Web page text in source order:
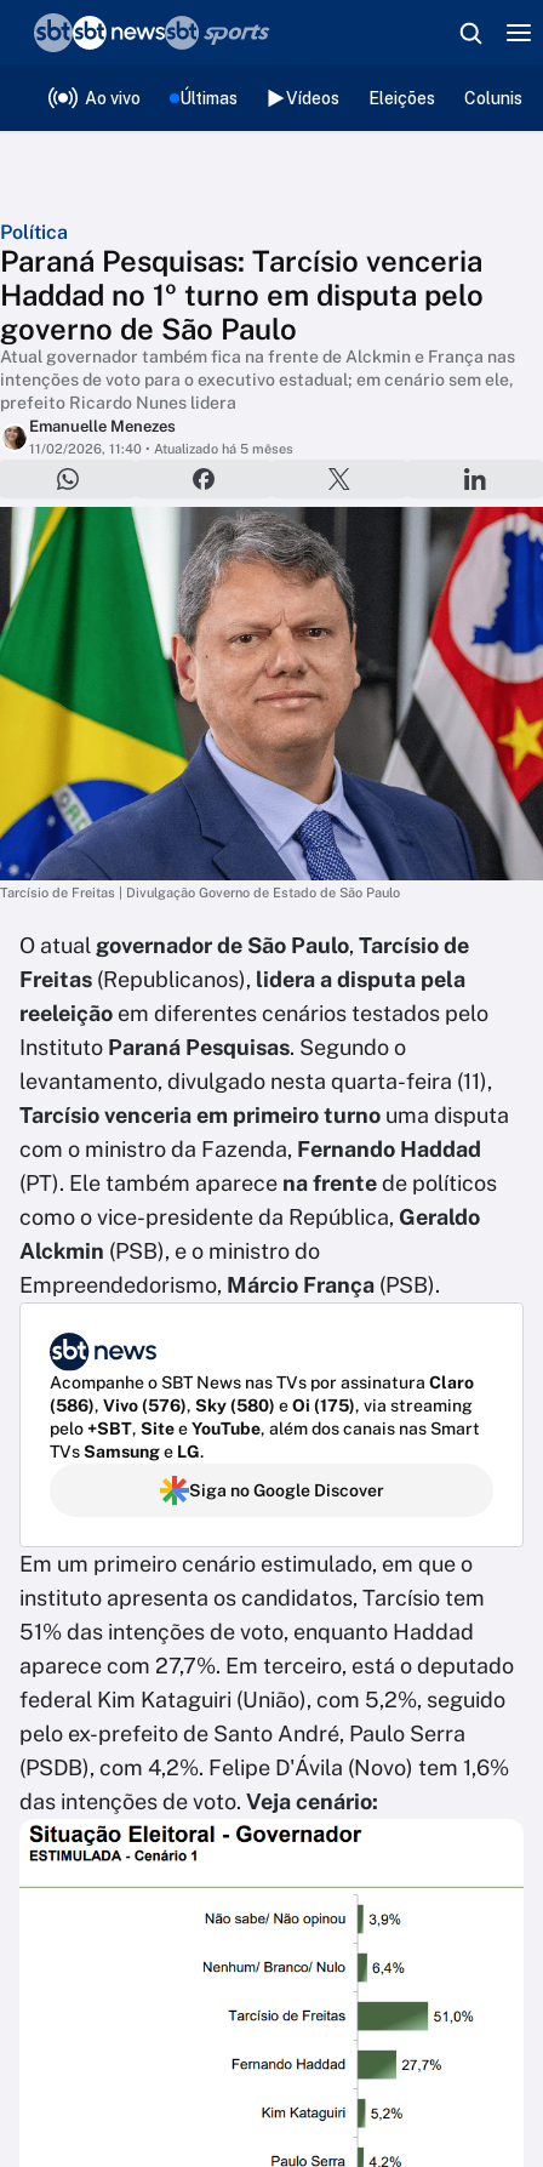
Ao vivo Últimas Vídeos Eleições
Política
Paraná Pesquisas: Tarcísio venceria
Haddad no 1º turno em disputa pelo
governo de São Paulo
Atual governador também fica na frente de Alckmin e França nas
intenções de voto para o executivo estadual; em cenário sem ele,
prefeito Ricardo Nunes lidera
Emanuelle Menezes
11/02/2026, 11:40 • Atualizado há 5 mêses
Tarcísio de Freitas | Divulgação Governo de Estado de São Paulo
O atual governador de São Paulo, Tarcísio de
Freitas (Republicanos), lidera a disputa pela
reeleição em diferentes cenários testados pelo
Instituto Paraná Pesquisas. Segundo o
levantamento, divulgado nesta quarta-feira (11),
Tarcísio venceria em primeiro turno uma disputa
com o ministro da Fazenda, Fernando Haddad
(PT). Ele também aparece na frentede políticos
como o vice-presidente da República, Geraldo
Alckmin (PSB), e o ministro do
Empreendedorismo, Márcio França (PSB).
Acompanhe o SBT News nas TVs por assinatura Claro
(586), Vivo (576), Sky (580) eOi (175), via streaming
pelo+SBT, SiteeYouTube, além dos canais nas Smart
TVsSamsunge LG.
Siga no Google Discover
Em um primeiro cenário estimulado, em que o
instituto apresenta os candidatos, Tarcísio tem
51% das intenções de voto, enquanto Haddad
aparece com 27,7%. Em terceiro, está o deputado
federal Kim Kataguiri (União), com 5,2%, seguido
pelo ex-prefeito de Santo André, Paulo Serra
(PSDB), com 4,2%. Felipe D'Ávila (Novo) tem 1,6%
das intenções de voto. Veja cenário:
❮voltar
Editorias